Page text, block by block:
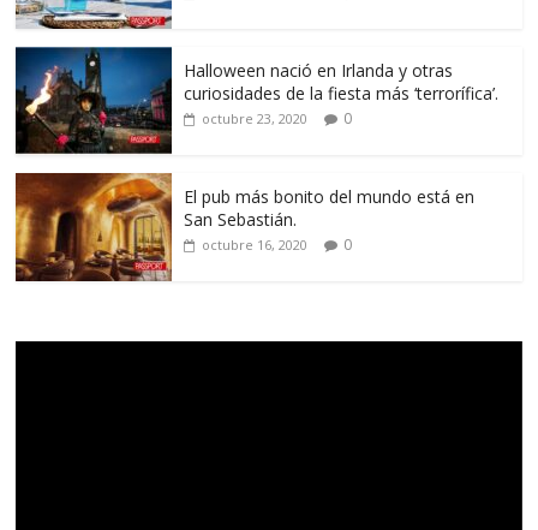
Halloween nació en Irlanda y otras
curiosidades de la fiesta más ‘terrorífica’.
octubre 23, 2020 0
El pub más bonito del mundo está en
San Sebastián.
octubre 16, 2020 0